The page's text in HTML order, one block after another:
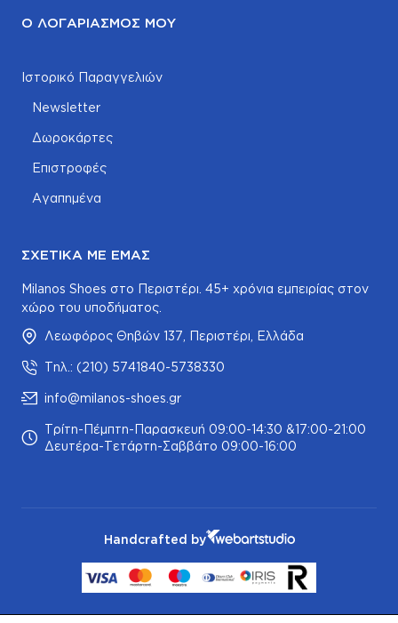
Ο ΛΟΓΑΡΙΑΣΜΌΣ ΜΟΥ
Ιστορικό Παραγγελιών
Newsletter
Δωροκάρτες
Επιστροφές
Αγαπημένα
ΣΧΕΤΙΚΆ ΜΕ ΕΜΆΣ
Milanos Shoes στο Περιστέρι. 45+ χρόνια εμπειρίας στον
χώρο του υποδήματος.
Λεωφόρος Θηβών 137, Περιστέρι, Ελλάδα
Τηλ.: (210) 5741840-5738330
info@milanos-shoes.gr
Τρίτη-Πέμπτη-Παρασκευή 09:00-14:30 &17:00-21:00
Δευτέρα-Τετάρτη-Σαββάτο 09:00-16:00
Handcrafted by